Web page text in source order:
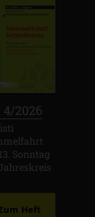
4/2026
Sonntag
Heft